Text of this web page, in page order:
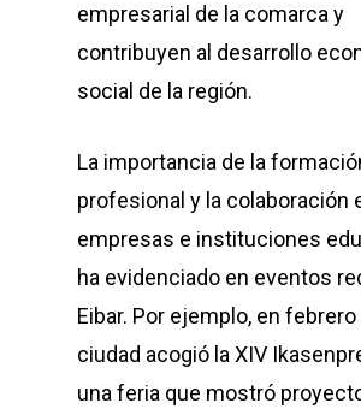
empresarial de la comarca y
contribuyen al desarrollo
social de la región.
La importancia de la
profesional y la colaboración
empresas e instituciones
ha evidenciado en eventos
Eibar. Por ejemplo, en febrero
ciudad acogió la XIV
una feria que mostró